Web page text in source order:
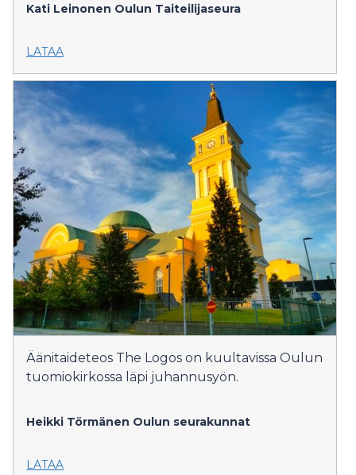
Kati Leinonen Oulun Taiteilijaseura
LATAA
Äänitaideteos The Logos on kuultavissa Oulun
tuomiokirkossa läpi juhannusyön.
Heikki Törmänen Oulun seurakunnat
LATAA